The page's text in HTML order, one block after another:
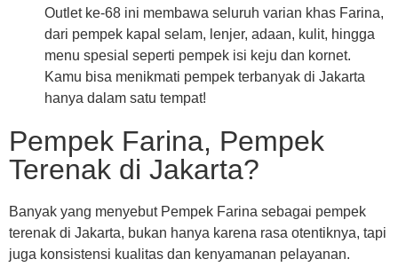
Outlet ke-68 ini membawa seluruh varian khas Farina,
dari pempek kapal selam, lenjer, adaan, kulit, hingga
menu spesial seperti pempek isi keju dan kornet.
Kamu bisa menikmati pempek terbanyak di Jakarta
hanya dalam satu tempat!
Pempek Farina, Pempek
Terenak di Jakarta?
Banyak yang menyebut Pempek Farina sebagai pempek
terenak di Jakarta, bukan hanya karena rasa otentiknya, tapi
juga konsistensi kualitas dan kenyamanan pelayanan.